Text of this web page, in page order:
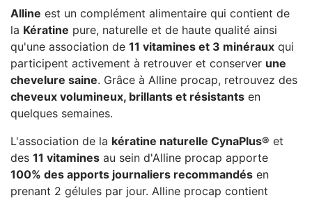
Alline est un complément alimentaire qui contient de
la Kératine pure, naturelle et de haute qualité ainsi
qu'une association de 11 vitamines et 3 minéraux qui
participent activement à retrouver et conserver une
chevelure saine. Grâce à Alline procap, retrouvez des
cheveux volumineux, brillants et résistants en
quelques semaines.
L'association de la kératine naturelle CynaPlus® et
des 11 vitamines au sein d'Alline procap apporte
100% des apports journaliers recommandés en
prenant 2 gélules par jour. Alline procap contient